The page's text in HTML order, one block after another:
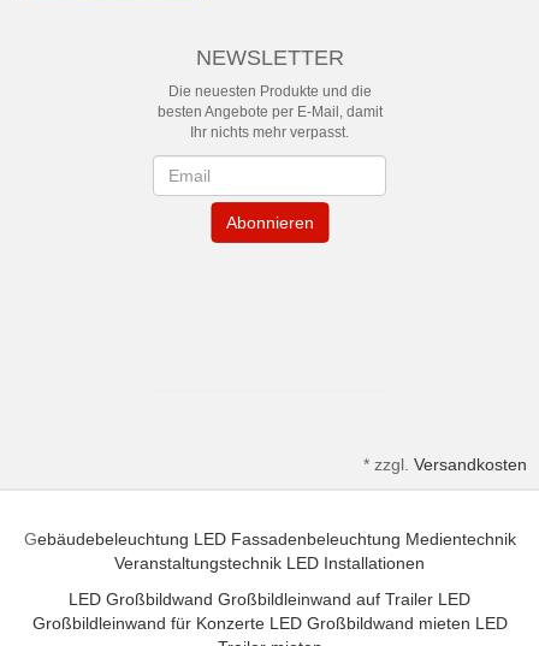
NEWSLETTER
Die neuesten Produkte und die
besten Angebote per E-Mail, damit
Ihr nichts mehr verpasst.
Abonnieren
* zzgl. Versandkosten
Gebäudebeleuchtung LED Fassadenbeleuchtung Medientechnik
Veranstaltungstechnik LED Installationen
LED Großbildwand Großbildleinwand auf Trailer LED
Großbildleinwand für Konzerte LED Großbildwand mieten LED